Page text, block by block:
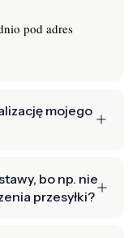
pod adres
mojego
bo np. nie
przesyłki?